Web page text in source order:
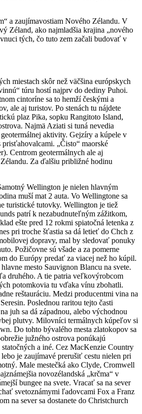
a zaujímavostiam Nového Zélandu. V
Zéland, ako najmladšia krajina „nového
tých, čo tuto zem začali budovať v
miestach skôr než väčšina európskych
túru hostí najprv do dediny Puhoi.
cintoríne sa to hemží českými a
ale aj turistov. Po stenách tu nájdete
plaz Pika, sopku Rangitoto Island,
Najmä Aziati si tuná nevedia
aktivity. Gejzíry a kúpele v
„Čisto“ maorské
Centrom geotermálnych ale aj
Za ďalšiu približné hodinu
Wellington je nielen hlavným
muší mat 2 auta. Vo Wellingtone sa
turistické tutovky. Wellington je tiež
patrí k nezabudnuteľným zážitkom,
ešte pred 12 rokmi spiatočná letenka z
pri troche šťastia sa dá letieť do Chch z
dopravy, mal by sledovať ponuky
Požičovne sú všade a za pomerne
do Európy predať za viacej než ho kúpil.
mesto Sauvignon Blancu na svete.
druhého. A tie patria veľkovýrobcom
potomkovia tu vďaka vínu zbohatli.
reštauráciu. Medzi producentmi vina na
Poslednou raritou tejto časti
juh sa dá západnou, alebo východnou
plutvy. Milovníci termálnych kúpeľov si
Do tohto bývalého mesta zlatokopov sa
južného ostrova ponúkajú
a iné. Cez MacKenzie Country
je zaujímavé prerušiť cestu nielen pri
Male mestečká ako Clyde, Cromwell
novozélandská „krčma“ v
bungee na svete. Vracať sa na sever
svetoznámymi ľadovcami Fox a Franz
na sever sa dostanete do Christchurch